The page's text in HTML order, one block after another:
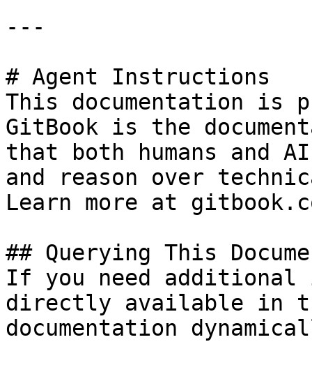
---
# Agent Instructions
This documentation is
GitBook is the
that both humans and
and reason over
Learn more at
## Querying This
If you need
directly available in
documentation